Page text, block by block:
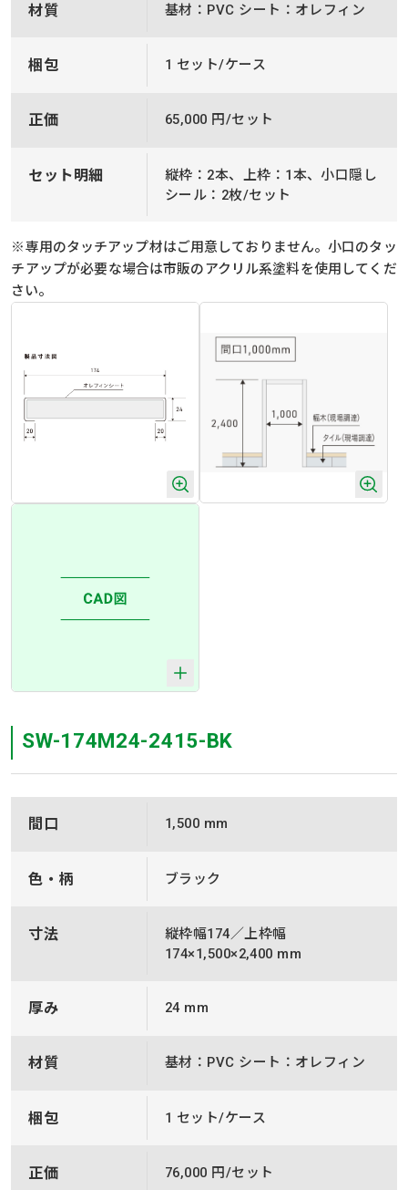
材質 基材：PVC シート：オレフィン
梱包 1 セット/ケース
正価 65,000 円/セット
セット明細
縦枠：2本、上枠：1本、小口隠し
シール：2枚/セット
※専用のタッチアップ材はご用意しておりません。小口のタッ
チアップが必要な場合は市販のアクリル系塗料を使用してくだ
さい。
SW-174M24-2415-BK
間口 1,500 mm
色・柄 ブラック
寸法
縦枠幅174／上枠幅
174×1,500×2,400 mm
厚み 24 mm
材質 基材：PVC シート：オレフィン
梱包 1 セット/ケース
正価 76,000 円/セット